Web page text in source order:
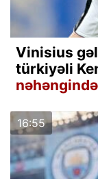
Vinisius
türkiyəli
nəhəngində
16:55